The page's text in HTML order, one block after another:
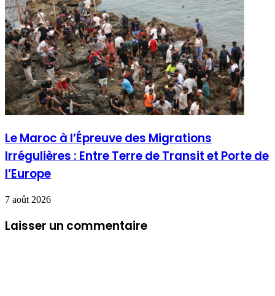
Le Maroc à l’Épreuve des Migrations
Irrégulières : Entre Terre de Transit et Porte de
l’Europe
7 août 2026
Laisser un commentaire